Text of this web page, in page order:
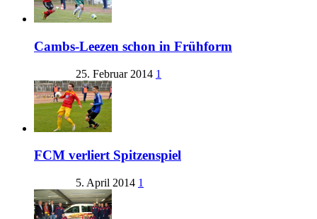
Cambs-Leezen schon in Frühform
25. Februar 2014 1
FCM verliert Spitzenspiel
5. April 2014 1